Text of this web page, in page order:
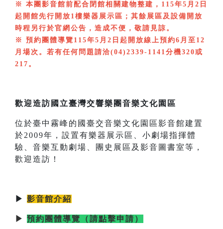
※ 本團影音館前配合閉館相關建物整建，115年5月2日
起開館先行開放1樓樂器展示區；其餘展區及設備開放
時程另行於官網公告，造成不便，敬請見諒。
※ 預約團體導覽115年5月2日起開放線上預約6月至12
月場次。若有任何問題請洽(04)2339-1141分機320或
217。
歡迎造訪國立臺灣交響樂團音樂文化園區
位於臺中霧峰的國臺交音樂文化園區影音館建置
於2009年，設置有樂器展示區、小劇場指揮體
驗、音樂互動劇場、團史展區及影音圖書室等，
歡迎造訪！
▶ 影音館介紹
▶ 預約團體導覽（請點擊申請）